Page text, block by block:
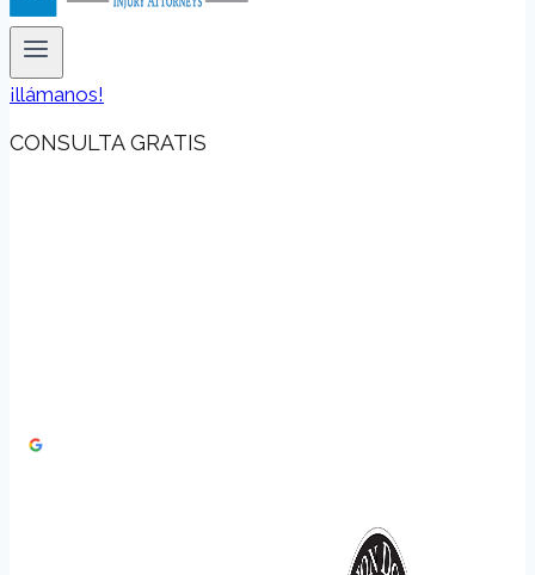
¡llámanos!
CONSULTA GRATIS